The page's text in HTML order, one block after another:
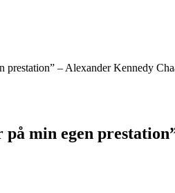
prestation” – Alexander Kennedy
min egen